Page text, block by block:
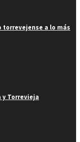
torrevejense a lo más
y Torrevieja